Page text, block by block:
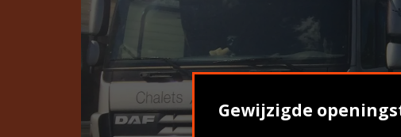
Gewijzigde